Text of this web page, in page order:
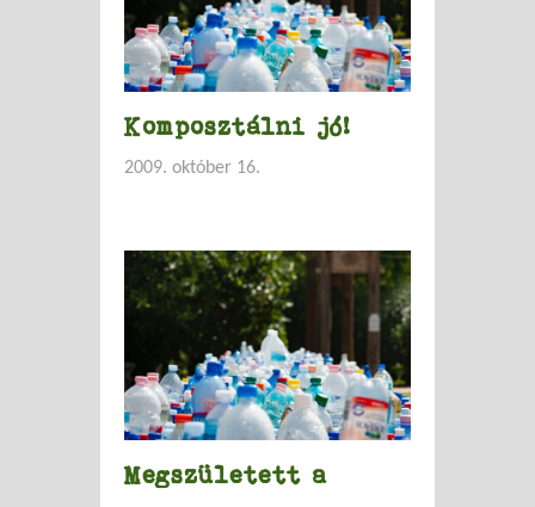
Komposztálni jó!
2009. október 16.
Megszületett a